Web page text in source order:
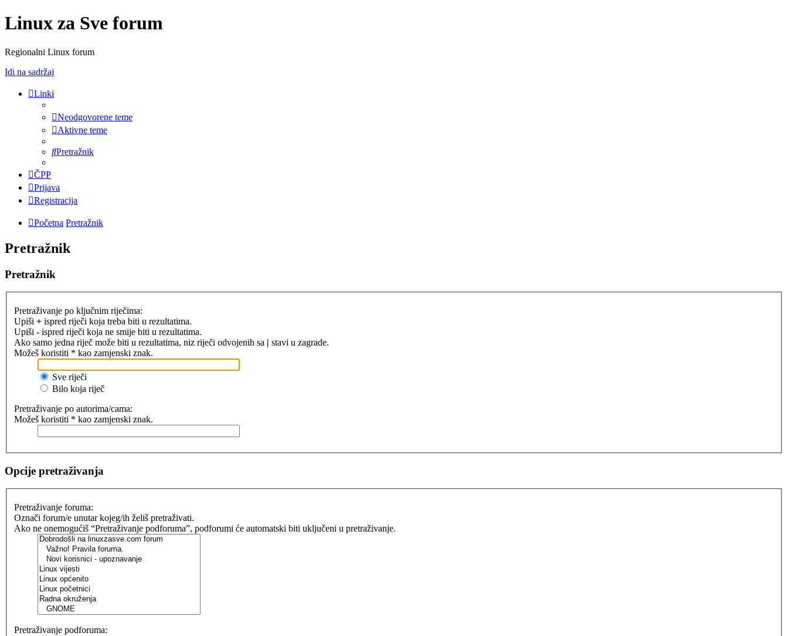
Linux za Sve forum
Regionalni Linux forum
Idi na sadržaj
Linki
Neodgovorene teme
Aktivne teme
Pretražnik
ČPP
Prijava
Registracija
Početna Pretražnik
Pretražnik
Pretražnik
Pretraživanje po ključnim riječima:
Upiši + ispred riječi koja treba biti u rezultatima.
Upiši - ispred riječi koja ne smije biti u rezultatima.
Ako samo jedna riječ može biti u rezultatima, niz riječi odvojenih sa | stavi u zagrade.
Možeš koristiti * kao zamjenski znak.
Sve riječi
Bilo koja riječ
Pretraživanje po autorima/cama:
Možeš koristiti * kao zamjenski znak.
Opcije pretraživanja
Pretraživanje foruma:
Označi forum/e unutar kojeg/ih želiš pretraživati.
Ako ne onemogućiš “Pretraživanje podforuma”, podforumi će automatski biti uključeni u pretraživanje.
Pretraživanje podforuma: